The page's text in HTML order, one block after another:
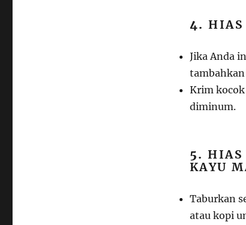
4.HIAS
Jika Anda
Krim kocok
diminum.
5.HIAS
KAYU
Taburkan
atau kopi